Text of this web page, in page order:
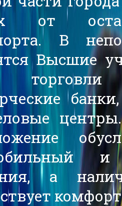
от
В
Высшие
торговли
а